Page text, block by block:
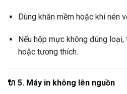
Dùng khăn mềm hoặc khí nén
Nếu hộp mực không đúng
hoặc tương thích.
🔌 5. Máy in không lên nguồn